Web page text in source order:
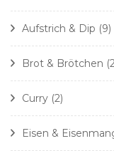
Aufstrich & Dip (9)
Brot & Brötchen
Curry (2)
Eisen &